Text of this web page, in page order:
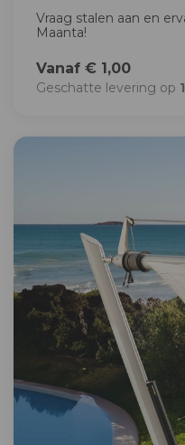
Vraag stalen aan en
Maanta!
Vanaf € 1,00
Geschatte levering op